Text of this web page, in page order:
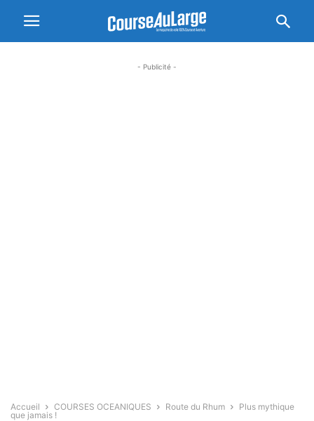
- Publicité -
Accueil COURSES OCEANIQUES Route du Rhum
Plus mythique
que jamais !